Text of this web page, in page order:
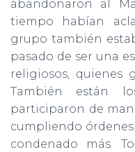
abandonaron al
tiempo habían
grupo también
pasado de ser una
religiosos, quienes
También están
participaron de
cumpliendo
condenado más.